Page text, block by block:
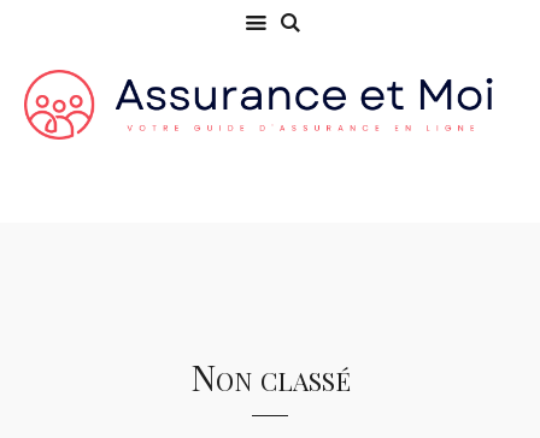
Non classé